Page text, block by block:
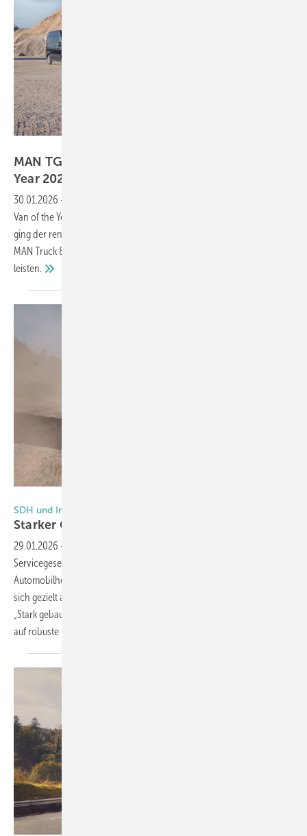
MAN TGE Next Level ist „Sustainable Van of the
Year 2026“
30.01.2026 -
Van of the Year 2026“ ausgezeichnet worden. In der Kategorie „Vans“
ging der renommierte STY 2026 Award damit an den Transporter von
MAN Truck & Bus. Hier erfahren Sie, was die neuen Vans alles
leisten.
SDH und Ineos: Sonderkonditionen für Handwerksbetriebe
Starker Geländewagen speziell für
29.01.2026 -
Servicegesellschaft Deutsches Handwerk (SDH) und der britische
Automobilhersteller Ineos Automotive ihre Kompetenzen und richten
sich gezielt an professionelle Handwerksbetriebe. Unter dem Motto
„Stark gebaut für echte Profis“ richtet sich die Aktion an Betriebe, die
auf robuste Mobilität und zuverlässige Technik angewiesen